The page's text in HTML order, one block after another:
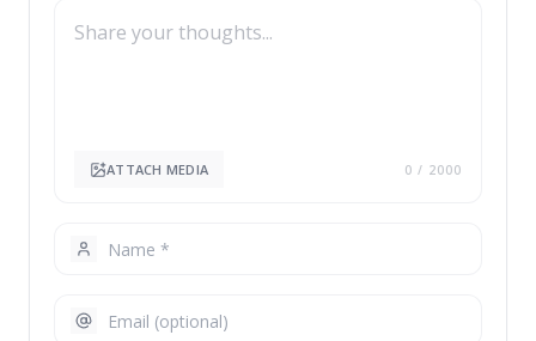
ATTACH MEDIA 0 / 2000